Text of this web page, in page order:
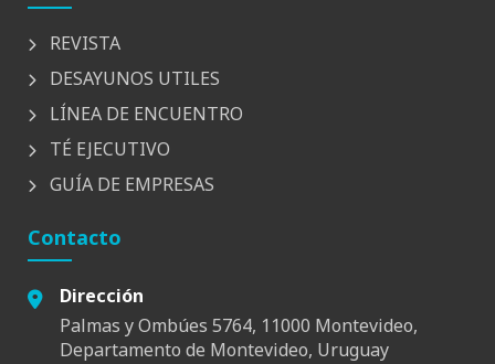
REVISTA
DESAYUNOS UTILES
LÍNEA DE ENCUENTRO
TÉ EJECUTIVO
GUÍA DE EMPRESAS
Contacto
Dirección
Palmas y Ombúes 5764, 11000 Montevideo,
Departamento de Montevideo, Uruguay